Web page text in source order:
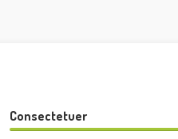
Consectetuer